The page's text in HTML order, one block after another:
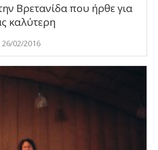
Βρετανίδα που ήρθε για
καλύτερη
02/2016